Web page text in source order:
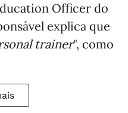
Officer do
explica que
trainer", como